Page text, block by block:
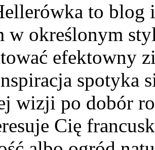
to blog
w określonym
efektowny
spotyka
wizji po dobór
Cię